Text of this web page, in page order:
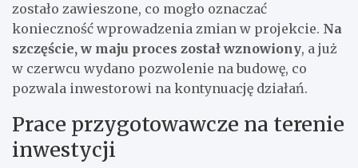
zostało zawieszone, co mogło oznaczać
konieczność wprowadzenia zmian w projekcie. Na
szczęście, w maju proces został wznowiony, a już
w czerwcu wydano pozwolenie na budowę, co
pozwala inwestorowi na kontynuację działań.
Prace przygotowawcze na terenie
inwestycji